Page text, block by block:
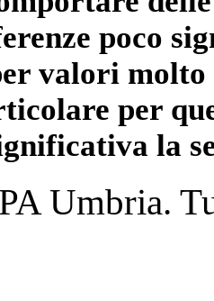
poco
valori
per
la
Umbria.